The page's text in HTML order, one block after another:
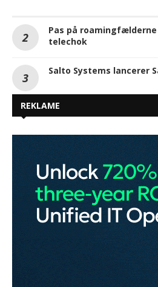
Pas på
telechok
Salto Systems lancerer
REKLAME